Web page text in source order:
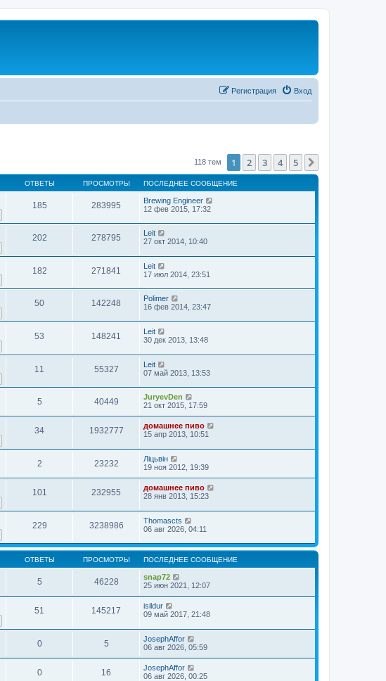
Вход
Регистрация
118 тем 1 2 3 4 5
ОТВЕТЫ ПРОСМОТРЫ ПОСЛЕДНЕЕ СООБЩЕНИЕ
185 283995
Brewing Engineer
12 фев 2015, 17:32
202 278795
Leit
27 окт 2014, 10:40
182 271841
Leit
17 июл 2014, 23:51
50 142248
Polimer
16 фев 2014, 23:47
53 148241
Leit
30 дек 2013, 13:48
11 55327
Leit
07 май 2013, 13:53
5 40449
JuryevDen
21 окт 2015, 17:59
34 1932777
домашнее пиво
15 апр 2013, 10:51
2 23232
Ліцьвін
19 ноя 2012, 19:39
101 232955
домашнее пиво
28 янв 2013, 15:23
229 3238986
Thomascts
06 авг 2026, 04:11
ОТВЕТЫ ПРОСМОТРЫ ПОСЛЕДНЕЕ СООБЩЕНИЕ
5 46228
snap72
25 июн 2021, 12:07
51 145217
isildur
09 май 2017, 21:48
0 5
JosephAffor
06 авг 2026, 05:59
0 16
JosephAffor
06 авг 2026, 00:25